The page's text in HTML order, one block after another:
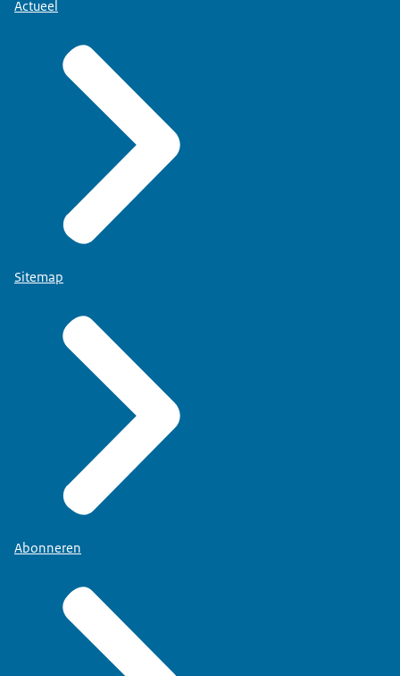
Actueel
Sitemap
Abonneren